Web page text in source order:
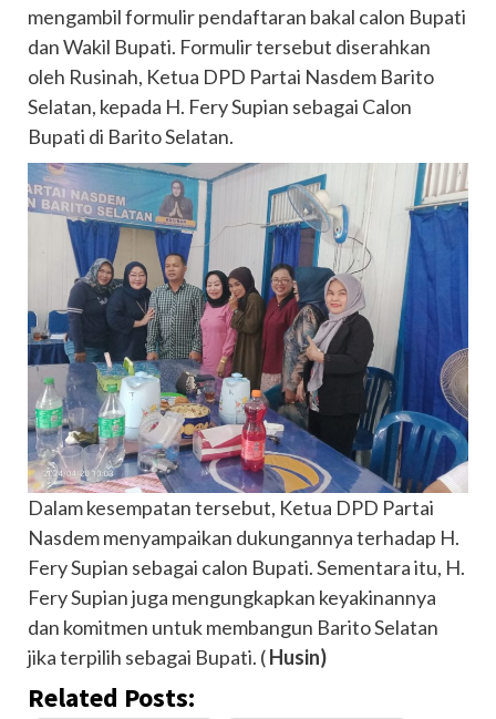
mengambil formulir pendaftaran bakal calon Bupati
dan Wakil Bupati. Formulir tersebut diserahkan
oleh Rusinah, Ketua DPD Partai Nasdem Barito
Selatan, kepada H. Fery Supian sebagai Calon
Bupati di Barito Selatan.
Dalam kesempatan tersebut, Ketua DPD Partai
Nasdem menyampaikan dukungannya terhadap H.
Fery Supian sebagai calon Bupati. Sementara itu, H.
Fery Supian juga mengungkapkan keyakinannya
dan komitmen untuk membangun Barito Selatan
jika terpilih sebagai Bupati. (Husin)
Related Posts: